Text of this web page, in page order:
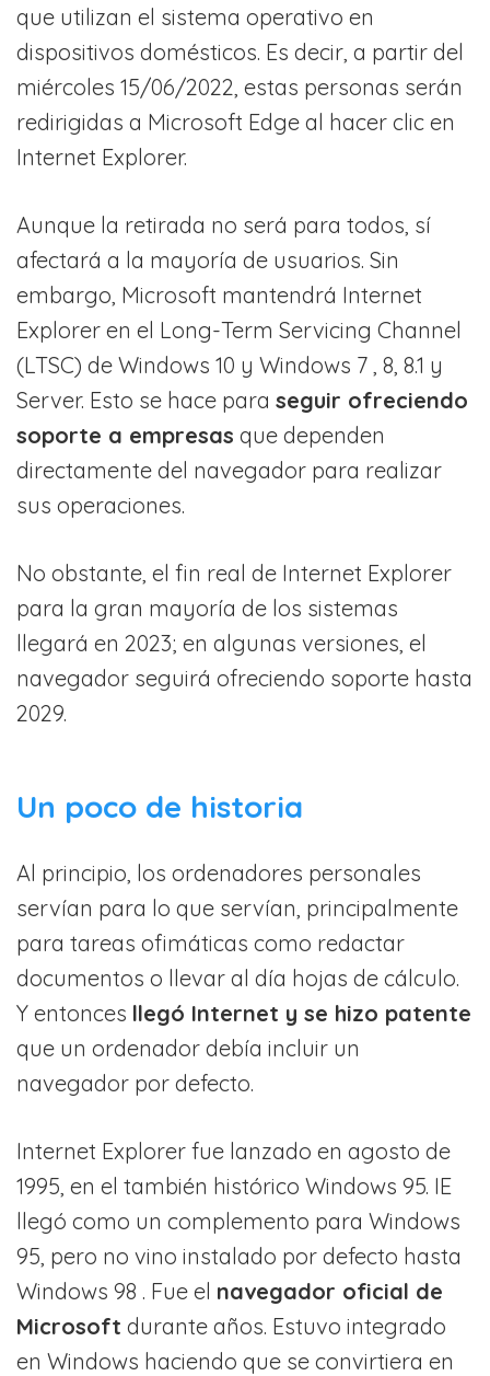
que utilizan el sistema operativo en
dispositivos domésticos. Es decir, a partir del
miércoles 15/06/2022, estas personas serán
redirigidas a Microsoft Edge al hacer clic en
Internet Explorer.
Aunque la retirada no será para todos, sí
afectará a la mayoría de usuarios. Sin
embargo, Microsoft mantendrá Internet
Explorer en el Long-Term Servicing Channel
(LTSC) de Windows 10 y Windows 7 , 8, 8.1 y
Server. Esto se hace para seguir ofreciendo
soporte a empresas que dependen
directamente del navegador para realizar
sus operaciones.
No obstante, el fin real de Internet Explorer
para la gran mayoría de los sistemas
llegará en 2023; en algunas versiones, el
navegador seguirá ofreciendo soporte hasta
2029.
Un poco de historia
Al principio, los ordenadores personales
servían para lo que servían, principalmente
para tareas ofimáticas como redactar
documentos o llevar al día hojas de cálculo.
Y entonces llegó Internet y se hizo patente
que un ordenador debía incluir un
navegador por defecto.
Internet Explorer fue lanzado en agosto de
1995, en el también histórico Windows 95. IE
llegó como un complemento para Windows
95, pero no vino instalado por defecto hasta
Windows 98 . Fue el navegador oficial de
Microsoft durante años. Estuvo integrado
en Windows haciendo que se convirtiera en